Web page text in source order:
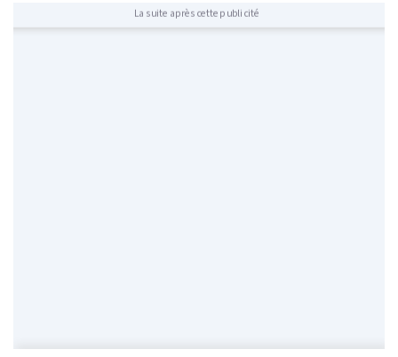
La suite après cette publicité